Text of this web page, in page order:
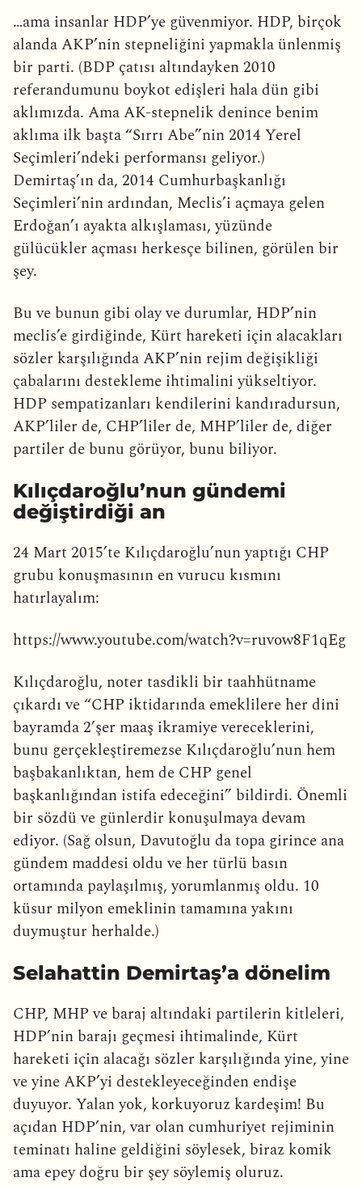
…ama insanlar HDP’ye güvenmiyor. HDP, birçok
alanda AKP’nin stepneliğini yapmakla ünlenmiş
bir parti. (BDP çatısı altındayken 2010
referandumunu boykot edişleri hala dün gibi
aklımızda. Ama AK-stepnelik denince benim
aklıma ilk başta “Sırrı Abe”nin 2014 Yerel
Seçimleri’ndeki performansı geliyor.)
Demirtaş’ın da, 2014 Cumhurbaşkanlığı
Seçimleri’nin ardından, Meclis’i açmaya gelen
Erdoğan’ı ayakta alkışlaması, yüzünde
gülücükler açması herkesçe bilinen, görülen bir
şey.
Bu ve bunun gibi olay ve durumlar, HDP’nin
meclis’e girdiğinde, Kürt hareketi için alacakları
sözler karşılığında AKP’nin rejim değişikliği
çabalarını destekleme ihtimalini yükseltiyor.
HDP sempatizanları kendilerini kandıradursun,
AKP’liler de, CHP’liler de, MHP’liler de, diğer
partiler de bunu görüyor, bunu biliyor.
Kılıçdaroğlu’nun gündemi
değiştirdiği an
24 Mart 2015’te Kılıçdaroğlu’nun yaptığı CHP
grubu konuşmasının en vurucu kısmını
hatırlayalım:
https://www.youtube.com/watch?v=ruvow8F1qEg
Kılıçdaroğlu, noter tasdikli bir taahhütname
çıkardı ve “CHP iktidarında emeklilere her dini
bayramda 2’şer maaş ikramiye vereceklerini,
bunu gerçekleştiremezse Kılıçdaroğlu’nun hem
başbakanlıktan, hem de CHP genel
başkanlığından istifa edeceğini” bildirdi. Önemli
bir sözdü ve günlerdir konuşulmaya devam
ediyor. (Sağ olsun, Davutoğlu da topa girince ana
gündem maddesi oldu ve her türlü basın
ortamında paylaşılmış, yorumlanmış oldu. 10
küsur milyon emeklinin tamamına yakını
duymuştur herhalde.)
Selahattin Demirtaş’a dönelim
CHP, MHP ve baraj altındaki partilerin kitleleri,
HDP’nin barajı geçmesi ihtimalinde, Kürt
hareketi için alacağı sözler karşılığında yine, yine
ve yine AKP’yi destekleyeceğinden endişe
duyuyor. Yalan yok, korkuyoruz kardeşim! Bu
açıdan HDP’nin, var olan cumhuriyet rejiminin
teminatı haline geldiğini söylesek, biraz komik
ama epey doğru bir şey söylemiş oluruz.